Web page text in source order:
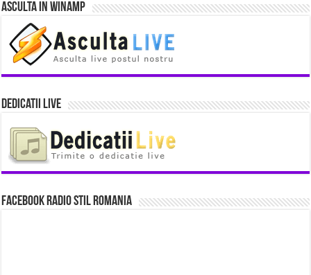
Asculta in Winamp
Dedicatii Live
Facebook Radio Stil Romania